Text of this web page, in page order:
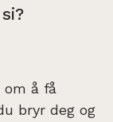
om å få
bryr deg og